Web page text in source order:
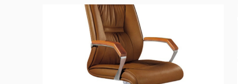
duy chiến lược, bạn hoàn toàn có thể biến văn phòng của
mình thành một không gian tiện nghi và hiệu quả mà
không cần phải tốn kém. Trong bài viết này,
Gia Văn Phòng sẽ chia sẻ những mẹo thực tế giúp bạn
thiết kế văn phòng tiết kiệm chi phí, đồng thời tối ưu hóa
các nguồn lực sẵn có.